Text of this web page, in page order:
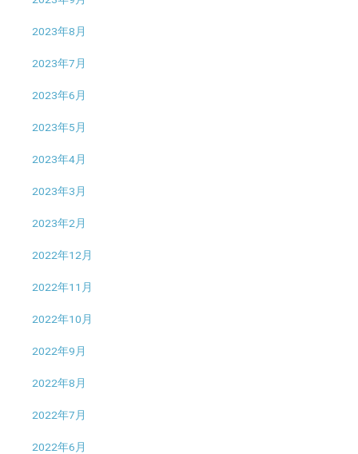
2023年8月
2023年7月
2023年6月
2023年5月
2023年4月
2023年3月
2023年2月
2022年12月
2022年11月
2022年10月
2022年9月
2022年8月
2022年7月
2022年6月